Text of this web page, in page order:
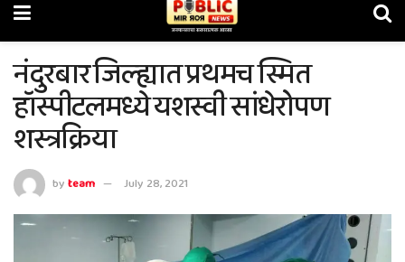
नंदुरबार जिल्ह्यात प्रथमच स्मित
हॉस्पीटलमध्ये यशस्वी सांधेरोपण
शस्त्रक्रिया
byteam July 28, 2021